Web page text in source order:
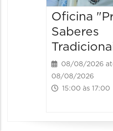
Oficina
Saberes
08/08/2026
08/08/2026
15:00 às 17:00